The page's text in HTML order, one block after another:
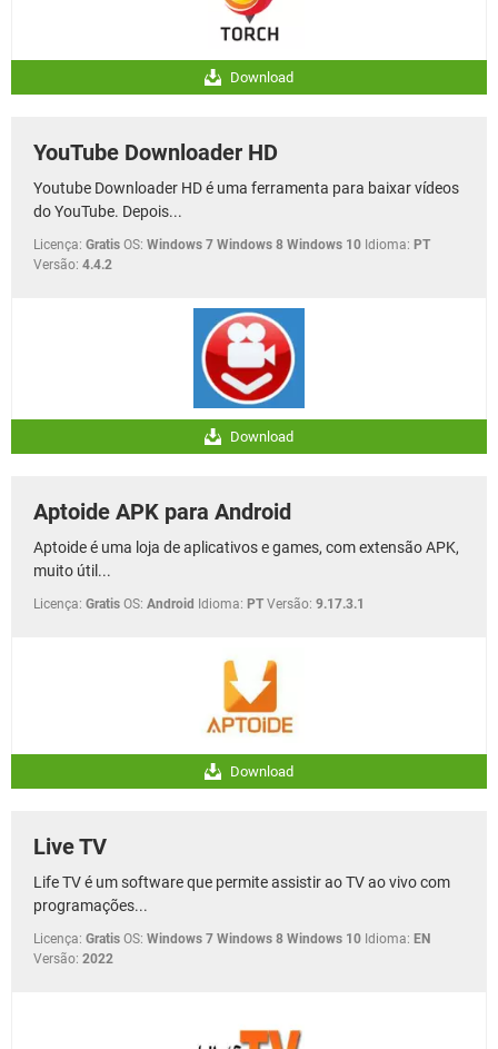
Download
YouTube Downloader HD
Youtube Downloader HD é uma ferramenta para baixar vídeos
do YouTube. Depois...
Licença: Gratis OS: Windows 7 Windows 8 Windows 10 Idioma: PT
Versão: 4.4.2
Download
Aptoide APK para Android
Aptoide é uma loja de aplicativos e games, com extensão APK,
muito útil...
Licença: Gratis OS: Android Idioma: PT Versão: 9.17.3.1
Download
Live TV
Life TV é um software que permite assistir ao TV ao vivo com
programações...
Licença: Gratis OS: Windows 7 Windows 8 Windows 10 Idioma: EN
Versão: 2022